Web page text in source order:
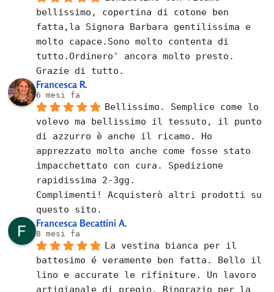
bellissimo, copertina di cotone ben
fatta,la Signora Barbara gentilissima e
molto capace.Sono molto contenta di
tutto.Ordinero' ancora molto presto.
Grazie di tutto.
Francesca R.
6 mesi fa
Bellissimo. Semplice come lo
volevo ma bellissimo il tessuto, il punto
di azzurro è anche il ricamo. Ho
apprezzato molto anche come fosse stato
impacchettato con cura. Spedizione
rapidissima 2-3gg.
Complimenti! Acquisterò altri prodotti su
questo sito.
Francesca Becattini A.
8 mesi fa
La vestina bianca per il
battesimo é veramente ben fatta. Bello il
lino e accurate le rifiniture. Un lavoro
artigianale di pregio. Ringrazio per la